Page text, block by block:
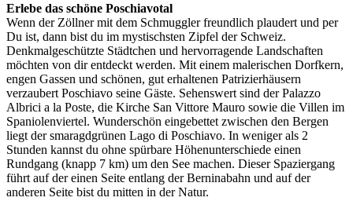
Erlebe das schöne Poschiavotal
Wenn der Zöllner mit dem Schmuggler freundlich plaudert und per
Du ist, dann bist du im mystischsten Zipfel der Schweiz.
Denkmalgeschützte Städtchen und hervorragende Landschaften
möchten von dir entdeckt werden. Mit einem malerischen Dorfkern,
engen Gassen und schönen, gut erhaltenen Patrizierhäusern
verzaubert Poschiavo seine Gäste. Sehenswert sind der Palazzo
Albrici a la Poste, die Kirche San Vittore Mauro sowie die Villen im
Spaniolenviertel. Wunderschön eingebettet zwischen den Bergen
liegt der smaragdgrünen Lago di Poschiavo. In weniger als 2
Stunden kannst du ohne spürbare Höhenunterschiede einen
Rundgang (knapp 7 km) um den See machen. Dieser Spaziergang
führt auf der einen Seite entlang der Berninabahn und auf der
anderen Seite bist du mitten in der Natur.